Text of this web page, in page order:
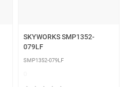
SKYWORKS SMP1352-
079LF
SMP1352-079LF